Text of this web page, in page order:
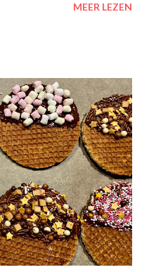
MEER LEZEN